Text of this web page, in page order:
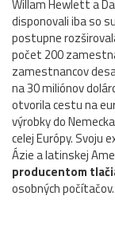
Willam Hewlett a
disponovali iba so
postupne
počet 200
zamestnancov
na 30 miliónov
otvorila cestu na
výrobky do
celej Európy. Svoju
Ázie a latinskej
producentom
osobných počítačov.